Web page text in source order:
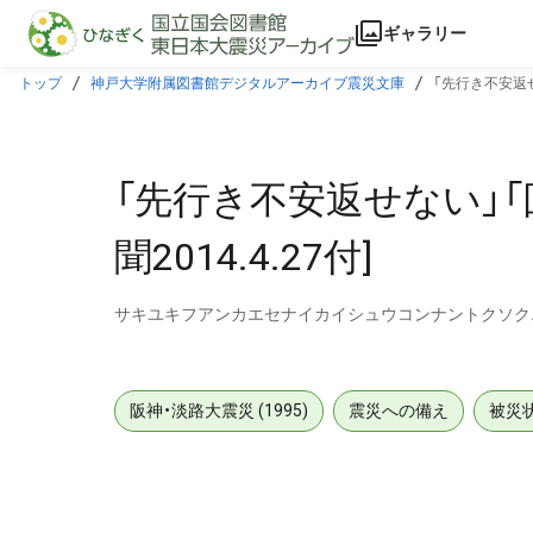
本文に飛ぶ
ギャラリー
トップ 神戸大学附属図書館デジタルアーカイブ震災文庫 「先行き不安返
「先行き不安返せない」
聞2014.4.27付]
サキユキフアンカエセナイカイシュウコンナントクソ
阪神・淡路大震災 (1995) 震災への備え 被災